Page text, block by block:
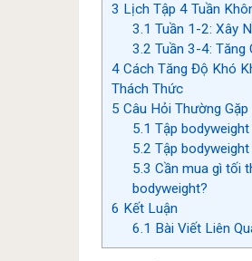
3 Lịch Tập 4 Tuần
3.1 Tuần 1-2: Xây
3.2 Tuần 3-4:
4 Cách Tăng Độ Khó
Thách Thức
5 Câu Hỏi Thường Gặp
5.1 Tập
5.2 Tập
5.3 Cần mua gì tối
bodyweight?
6 Kết Luận
6.1 Bài Viết Liên